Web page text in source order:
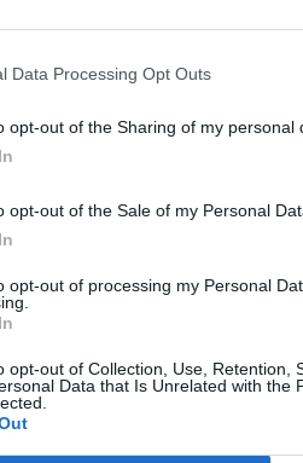
Data Processing Opt Outs
opt-out of the Sharing of my personal
opt-out of the Sale of my Personal
opt-out of processing my Personal
opt-out of Collection, Use, Retention,
Data that Is Unrelated with the
Nick
Φίλτρο Καθαρισμός
στον
αντί για ψαλμούς